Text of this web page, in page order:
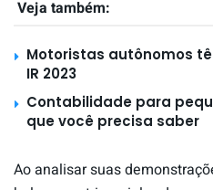
Veja também:
Motoristas autônomos
IR 2023
Contabilidade para
que você precisa saber
Ao analisar suas